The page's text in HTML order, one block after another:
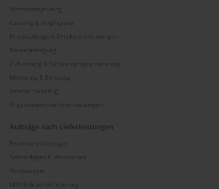
Wirtschaftsprüfung
Catering & Verpflegung
Druckaufträge & Druckdienstleistungen
Bauendreinigung
IT-Beratung & Softwareprogrammierung
Marketing & Beratung
Telefonmarketing
Organisation von Veranstaltungen
Aufträge nach Lieferleistungen
Feuerwehrfahrzeuge
Solaranlagen & Photovoltaik
Windenergie
LKW & Güterbeförderung